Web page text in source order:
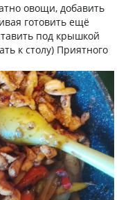
овощи, добавить
готовить ещё
под крышкой
к столу) Приятного